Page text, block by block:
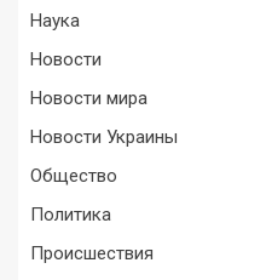
Наука
Новости
Новости мира
Новости Украины
Общество
Политика
Происшествия